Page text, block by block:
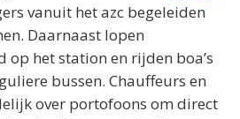
vanuit het azc begeleiden
Daarnaast lopen
op het station en rijden boa’s
bussen. Chauffeurs en
over portofoons om direct